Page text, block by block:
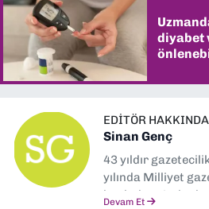
diyabet
EDITÖR HAKKINDA
Sinan Genç
43 yıldır
yılında Milliyet
başladım.
Devam Et